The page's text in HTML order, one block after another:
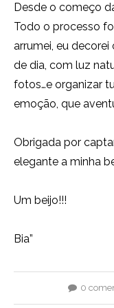
Desde o começo
Todo o processo
arrumei, eu
de dia, com luz
fotos…e organizar
emoção, que
Obrigada por
elegante a minha
Um beijo!!!
Bia”
0